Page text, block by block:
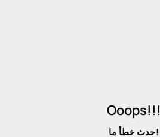
Ooops!!!
حدث خطأ ما!